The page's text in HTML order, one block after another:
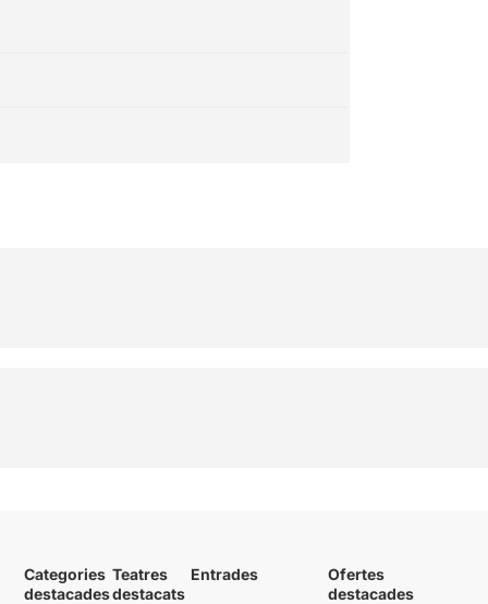
Categories
destacades
Teatres
destacats
Entrades
Ofertes
destacades